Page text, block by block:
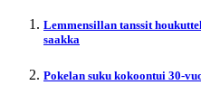
Lemmensillan tanssit
saakka
Pokelan suku kokoontui 30-